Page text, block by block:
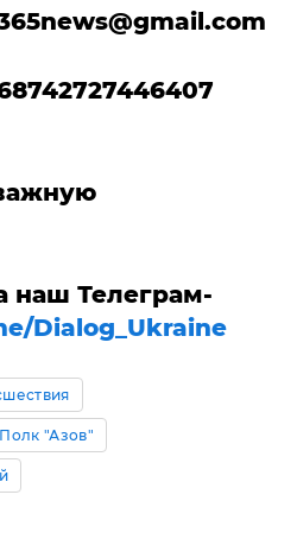
наш Телеграм-
Dialog_Ukraine
Полк "Азов"